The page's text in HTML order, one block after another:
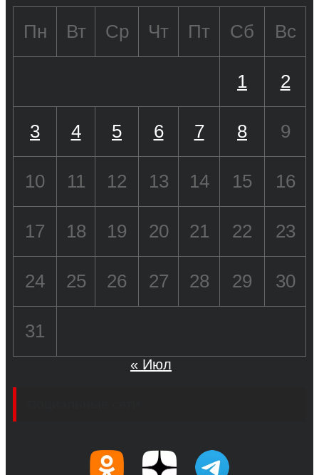
Пн Вт Ср Чт Пт Сб Вс
1 2
3 4 5 6 7 8 9
10 11 12 13 14 15 16
17 18 19 20 21 22 23
24 25 26 27 28 29 30
31
« Июл